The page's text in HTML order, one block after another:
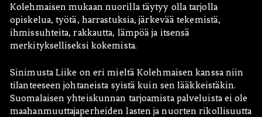
Kolehmaisen mukaan nuorilla täytyy olla tarjolla
opiskelua, työtä, harrastuksia, järkevää tekemistä,
ihmissuhteita, rakkautta, lämpöä ja itsensä
merkitykselliseksi kokemista.
Sinimusta Liike on eri mieltä Kolehmaisen kanssa niin
tilanteeseen johtaneista syistä kuin sen lääkkeistäkin.
Suomalaisen yhteiskunnan tarjoamista palveluista ei ole
maahanmuuttajaperheiden lasten ja nuorten rikollisuutta